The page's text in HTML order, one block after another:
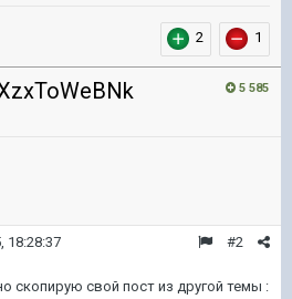
2 1
5 585
#2
18:28:37
скопирую свой пост из другой темы :